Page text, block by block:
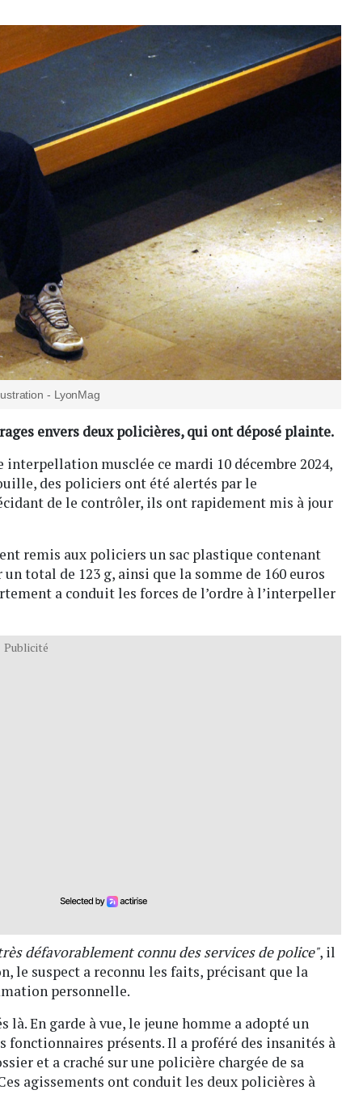
- LyonMag
envers deux policières, qui ont déposé plainte.
musclée ce mardi 10 décembre 2024,
des policiers ont été alertés par le
de le contrôler, ils ont rapidement mis à jour
remis aux policiers un sac plastique contenant
total de 123 g, ainsi que la somme de 160 euros
a conduit les forces de l’ordre à l’interpeller
Publicité
défavorablement connu des services de police", il
le suspect a reconnu les faits, précisant que la
personnelle.
là. En garde à vue, le jeune homme a adopté un
présents. Il a proféré des insanités à
et a craché sur une policière chargée de sa
agissements ont conduit les deux policières à